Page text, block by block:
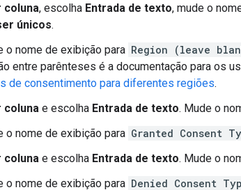
coluna, escolha Entrada de texto, mude o
únicos.
o nome de exibição para Region (leave
entre parênteses é a documentação para os
de consentimento para diferentes regiões.
coluna e escolha Entrada de texto. Mude o
o nome de exibição para Granted Consent
coluna e escolha Entrada de texto. Mude o
o nome de exibição para Denied Consent